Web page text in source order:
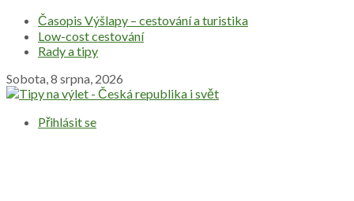
Časopis Výšlapy – cestování a turistika
Low-cost cestování
Rady a tipy
Sobota, 8 srpna, 2026
Přihlásit se